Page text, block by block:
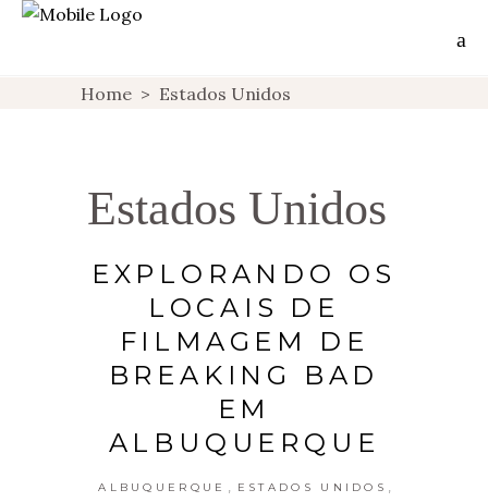
Home > Estados Unidos
Estados Unidos
EXPLORANDO OS
LOCAIS DE
FILMAGEM DE
BREAKING BAD
EM
ALBUQUERQUE
ALBUQUERQUE ESTADOS UNIDOS